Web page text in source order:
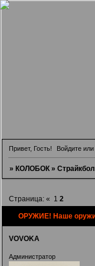
Привет, Гость! Войдите
» КОЛОБОК » Страйкбол
ОРУЖИЕ! Наше
Страница: « 1 2
VOVOKA
Администратор